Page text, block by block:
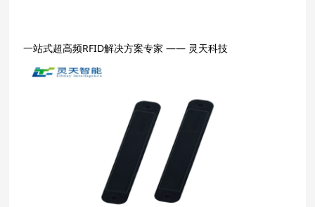
一站式超高频RFID解决方案专家 —— 灵天科技